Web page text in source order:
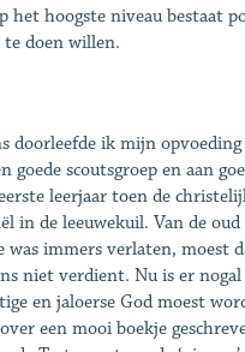
het hoogste niveau bestaat
doen willen.
ik mijn
scoutsgroep en aan
leerjaar toen de
in de leeuwekuil. Van de
immers verlaten, moest
niet verdient. Nu is er
en jaloerse God moest
een mooi boekje